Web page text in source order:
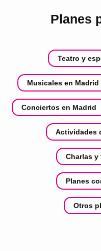
Planes
Teatro y
Musicales en Madrid
Conciertos en Madrid
Actividades
Charlas y
Planes
Otros